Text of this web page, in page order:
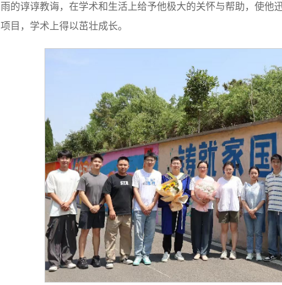
雨的谆谆教诲，在学术和生活上给予他极大的关怀与帮助，使他
项目，学术上得以茁壮成长。